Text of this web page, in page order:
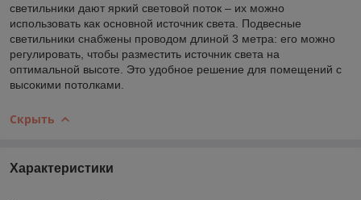
светильники дают яркий световой поток – их можно
использовать как основной источник света. Подвесные
светильники снабжены проводом длиной 3 метра: его можно
регулировать, чтобы разместить источник света на
оптимальной высоте. Это удобное решение для помещений с
высокими потолками.
Скрыть
Характеристики